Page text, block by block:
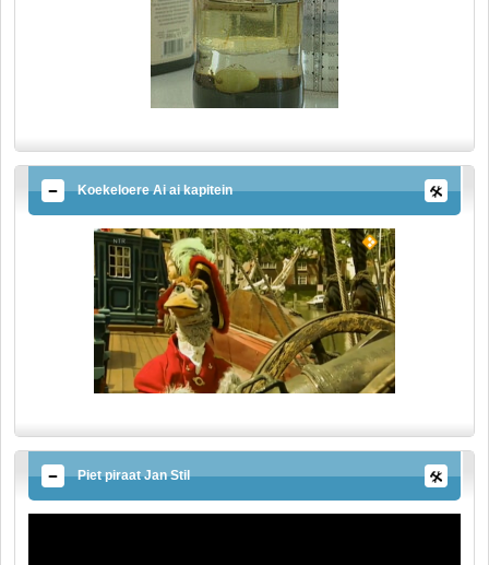
Koekeloere Ai ai kapitein
Piet piraat Jan Stil